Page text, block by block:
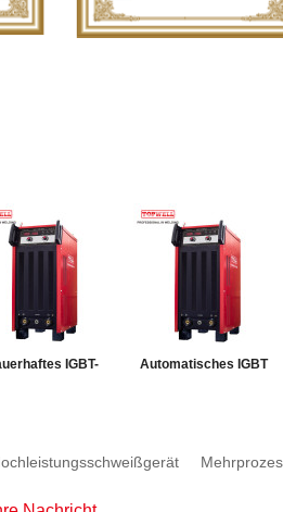
IGBT-
1000Plus
Automatisches IGBT